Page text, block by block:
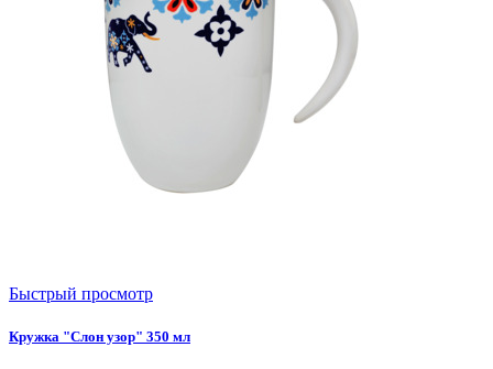
Быстрый просмотр
Кружка "Слон узор" 350 мл